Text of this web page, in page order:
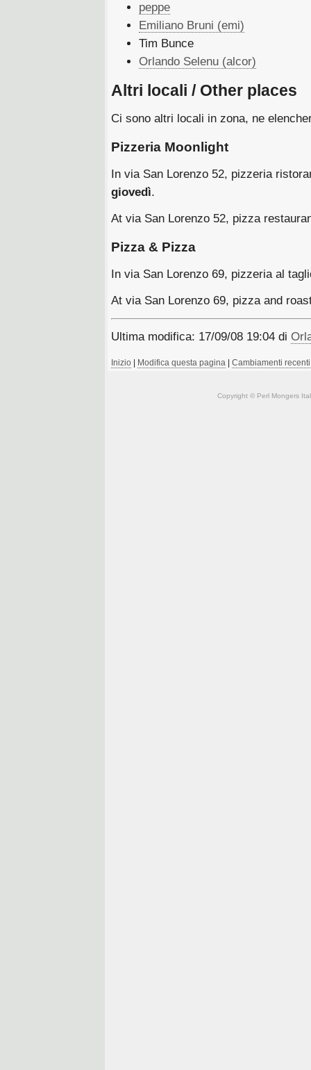
peppe
Emiliano Bruni (‎emi‎)
Tim Bunce
Orlando Selenu (‎alcor‎)
Altri locali / Other places
Ci sono altri locali in zona, ne
Pizzeria Moonlight
In via San Lorenzo 52, pizzeria
giovedì.
At via San Lorenzo 52, pizza
Pizza & Pizza‎
In via San Lorenzo 69, pizzeria al
At via San Lorenzo 69, pizza and
Ultima modifica: 17/09/08 19:04 di
Inizio Modifica questa pagina Cambiamenti recenti
Copyright © Perl Mongers